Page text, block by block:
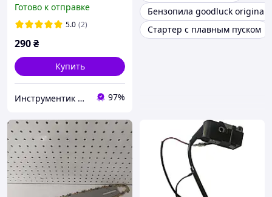
Готово к отправке
5.0 (2)
290₴
Купить
Инструментик интернет-магазин 97%
Бензопила goodluck original
Стартер с плавным пуском